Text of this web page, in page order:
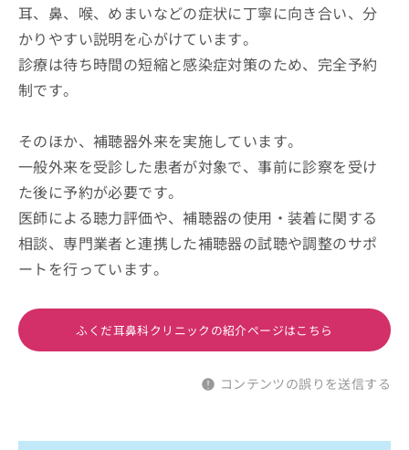
耳、鼻、喉、めまいなどの症状に丁寧に向き合い、分
かりやすい説明を心がけています。
診療は待ち時間の短縮と感染症対策のため、完全予約
制です。
そのほか、補聴器外来を実施しています。
一般外来を受診した患者が対象で、事前に診察を受け
た後に予約が必要です。
医師による聴力評価や、補聴器の使用・装着に関する
相談、専門業者と連携した補聴器の試聴や調整のサポ
ートを行っています。
ふくだ耳鼻科クリニックの紹介ページはこちら
コンテンツの誤りを送信する